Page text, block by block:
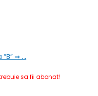
⇒ …
sa fii abonat!